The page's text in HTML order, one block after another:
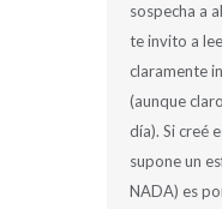
sospecha a
te invito a
claramente
(aunque
día). Si creé
supone un
NADA) es